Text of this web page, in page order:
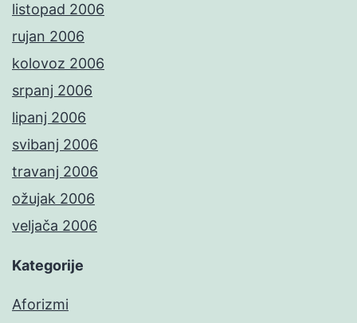
listopad 2006
rujan 2006
kolovoz 2006
srpanj 2006
lipanj 2006
svibanj 2006
travanj 2006
ožujak 2006
veljača 2006
Kategorije
Aforizmi